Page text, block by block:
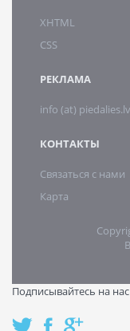
XHTML
CSS
РЕКЛАМА
info (at) piedalies.lv
КОНТАКТЫ
Связаться с нами
Карта
Подписывайтесь на нас